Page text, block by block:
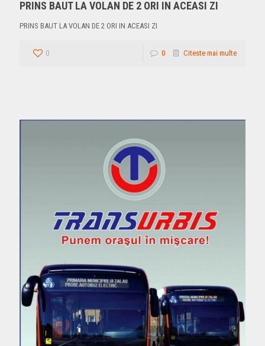
PRINS BAUT LA VOLAN DE 2 ORI IN ACEASI ZI
PRINS BAUT LA VOLAN DE 2 ORI IN ACEASI ZI
0 0 Citeste mai multe